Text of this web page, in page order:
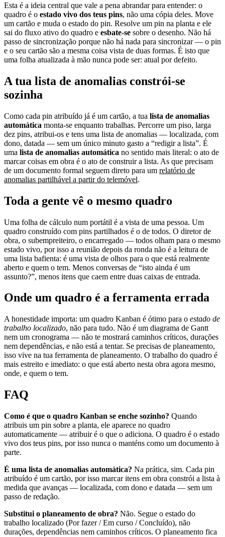
Esta é a ideia central que vale a pena abrandar para entender: o
quadro é o estado vivo dos teus pins, não uma cópia deles. Move
um cartão e muda o estado do pin. Resolve um pin na planta e ele
sai do fluxo ativo do quadro e esbate-se sobre o desenho. Não há
passo de sincronização porque não há nada para sincronizar — o pin
e o seu cartão são a mesma coisa vista de duas formas. É isto que
uma folha atualizada à mão nunca pode ser: atual por defeito.
A tua lista de anomalias constrói-se
sozinha
Como cada pin atribuído já é um cartão, a tua lista de anomalias
automática monta-se enquanto trabalhas. Percorre um piso, larga
dez pins, atribui-os e tens uma lista de anomalias — localizada, com
dono, datada — sem um único minuto gasto a “redigir a lista”. É
uma lista de anomalias automática no sentido mais literal: o ato de
marcar coisas em obra é o ato de construir a lista. As que precisam
de um documento formal seguem direto para um relatório de
anomalias partilhável a partir do telemóvel.
Toda a gente vê o mesmo quadro
Uma folha de cálculo num portátil é a vista de uma pessoa. Um
quadro construído com pins partilhados é o de todos. O diretor de
obra, o subempreiteiro, o encarregado — todos olham para o mesmo
estado vivo, por isso a reunião depois da ronda não é a leitura de
uma lista bafienta: é uma vista de olhos para o que está realmente
aberto e quem o tem. Menos conversas de “isto ainda é um
assunto?”, menos itens que caem entre duas caixas de entrada.
Onde um quadro é a ferramenta errada
A honestidade importa: um quadro Kanban é ótimo para o estado de
trabalho localizado, não para tudo. Não é um diagrama de Gantt
nem um cronograma — não te mostrará caminhos críticos, durações
nem dependências, e não está a tentar. Se precisas de planeamento,
isso vive na tua ferramenta de planeamento. O trabalho do quadro é
mais estreito e imediato: o que está aberto nesta obra agora mesmo,
onde, e quem o tem.
FAQ
Como é que o quadro Kanban se enche sozinho? Quando
atribuis um pin sobre a planta, ele aparece no quadro
automaticamente — atribuir é o que o adiciona. O quadro é o estado
vivo dos teus pins, por isso nunca o manténs como um documento à
parte.
É uma lista de anomalias automática? Na prática, sim. Cada pin
atribuído é um cartão, por isso marcar itens em obra constrói a lista à
medida que avanças — localizada, com dono e datada — sem um
passo de redação.
Substitui o planeamento de obra? Não. Segue o estado do
trabalho localizado (Por fazer / Em curso / Concluído), não
durações, dependências nem caminhos críticos. O planeamento fica